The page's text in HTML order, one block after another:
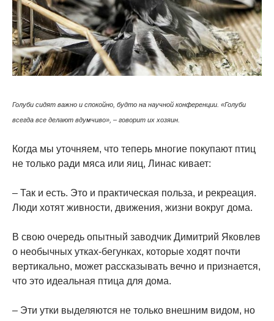
Голуби сидят важно и спокойно, будто на научной конференции. «Голуби
всегда все делают вдумчиво», – говорит их хозяин.
Когда мы уточняем, что теперь многие покупают птиц
не только ради мяса или яиц, Линас кивает:
– Так и есть. Это и практическая польза, и рекреация.
Люди хотят живности, движения, жизни вокруг дома.
В свою очередь опытный заводчик Димитрий Яковлев
о необычных утках-бегунках, которые ходят почти
вертикально, может рассказывать вечно и признается,
что это идеальная птица для дома.
– Эти утки выделяются не только внешним видом, но